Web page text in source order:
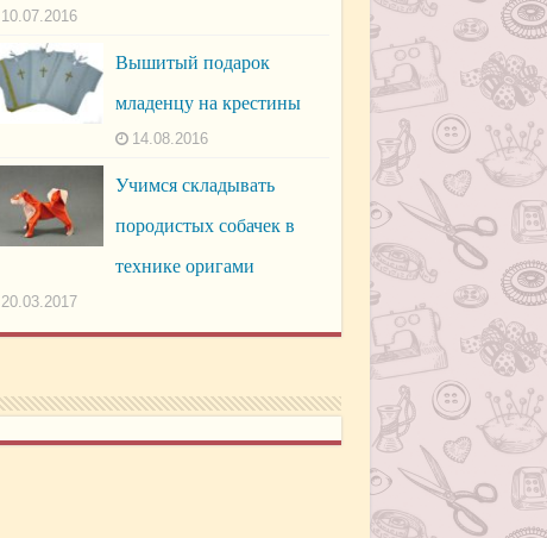
10.07.2016
Вышитый подарок
младенцу на крестины
14.08.2016
Учимся складывать
породистых собачек в
технике оригами
20.03.2017